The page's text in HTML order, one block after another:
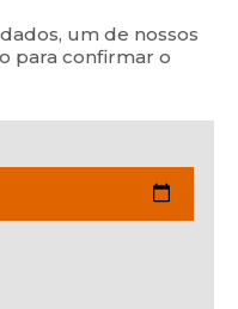
um de nossos
para confirmar o